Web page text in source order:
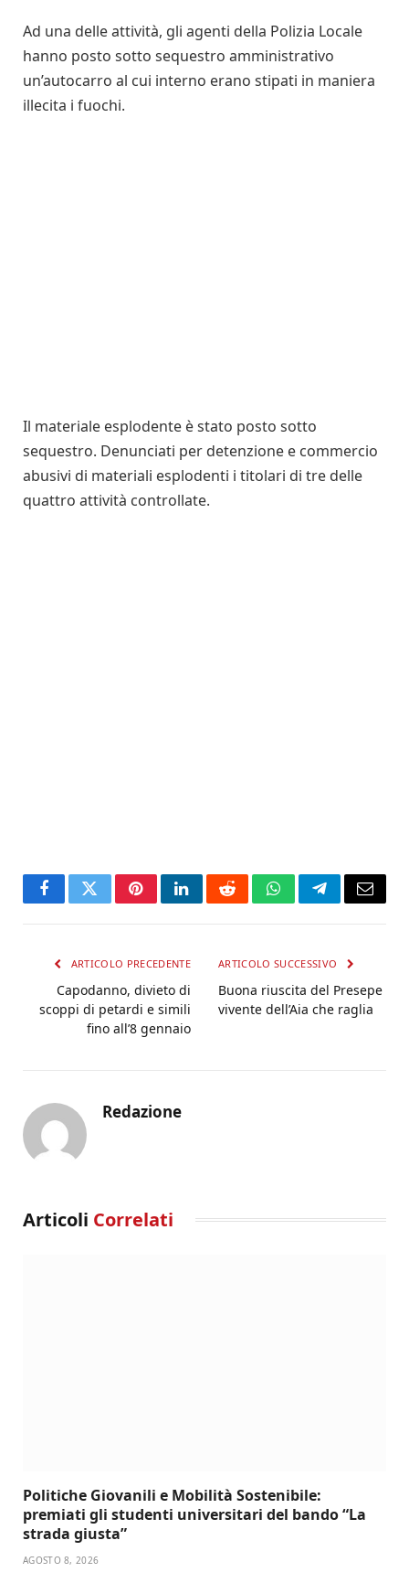
Ad una delle attività, gli agenti della Polizia Locale
hanno posto sotto sequestro amministrativo
un’autocarro al cui interno erano stipati in maniera
illecita i fuochi.
Il materiale esplodente è stato posto sotto
sequestro. Denunciati per detenzione e commercio
abusivi di materiali esplodenti i titolari di tre delle
quattro attività controllate.
FacebookTwitterPinterestLinkedInRedditWhatsAppTelegramEmail
ARTICOLO PRECEDENTE
Capodanno, divieto di
scoppi di petardi e simili
fino all’8 gennaio
ARTICOLO SUCCESSIVO
Buona riuscita del Presepe
vivente dell’Aia che raglia
Redazione
Articoli Correlati
Politiche Giovanili e Mobilità Sostenibile:
premiati gli studenti universitari del bando “La
strada giusta”
AGOSTO 8, 2026